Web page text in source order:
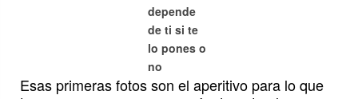
depende
de ti si te
lo pones o
no
Esas primeras fotos son el aperitivo para lo que